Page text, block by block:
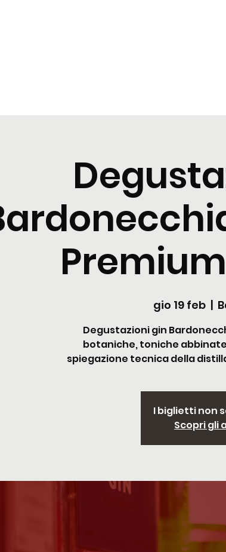
gio 19 feb
  |
Degustazioni gin
botaniche, toniche
spiegazione tecnica della
I biglietti non
Scopri gli